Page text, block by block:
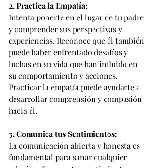
2. Practica la Empatía:
Intenta ponerte en el lugar de tu padre
y comprender sus perspectivas y
experiencias. Reconoce que él también
puede haber enfrentado desafíos y
luchas en su vida que han influido en
su comportamiento y acciones.
Practicar la empatía puede ayudarte a
desarrollar comprensión y compasión
hacia él.
3. Comunica tus Sentimientos:
La comunicación abierta y honesta es
fundamental para sanar cualquier